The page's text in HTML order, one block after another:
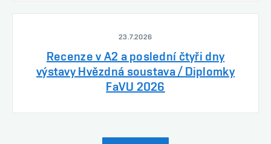
23.7.2026
Recenze v A2 a poslední čtyři dny
výstavy Hvězdná soustava / Diplomky
FaVU 2026